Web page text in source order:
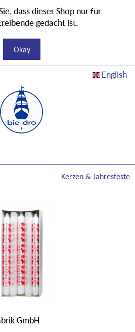
English
Kerzen & Jahresfeste
GmbH
dass dieser Shop nur für
gedacht ist.
Okay